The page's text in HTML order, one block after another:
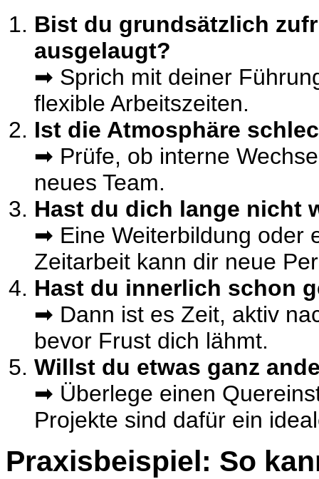
Bist du grundsätzlich
ausgelaugt?
➡ Sprich mit deiner
flexible Arbeitszeiten.
Ist die Atmosphäre
➡ Prüfe, ob interne
neues Team.
Hast du dich lange nicht
➡ Eine Weiterbildung oder
Zeitarbeit kann dir neue
Hast du innerlich schon
➡ Dann ist es Zeit, aktiv
bevor Frust dich lähmt.
Willst du etwas ganz
➡ Überlege einen
Projekte sind dafür ein
Praxisbeispiel: So